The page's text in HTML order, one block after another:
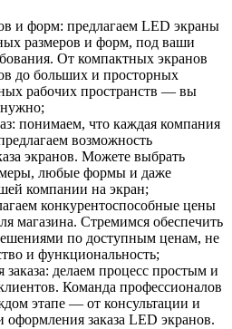
и форм: предлагаем LED экраны
размеров и форм, под ваши
От компактных экранов
до больших и просторных
рабочих пространств — вы
нужно;
понимаем, что каждая компания
возможность
экранов. Можете выбрать
любые формы и даже
компании на экран;
конкурентоспособные цены
магазина. Стремимся обеспечить
по доступным ценам, не
и функциональность;
заказа: делаем процесс простым и
Команда профессионалов
этапе — от консультации и
оформления заказа LED экранов.